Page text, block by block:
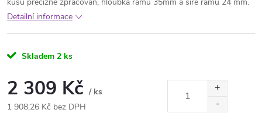
Detailní informace
Skladem 2 ks
2 309 Kč / ks
1 908,26 Kč bez DPH